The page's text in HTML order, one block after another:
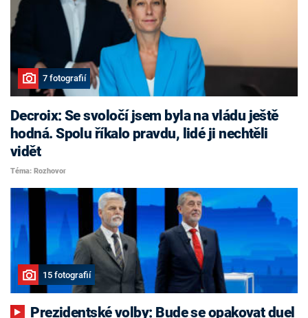
7 fotografií
Decroix: Se svoločí jsem byla na vládu ještě
hodná. Spolu říkalo pravdu, lidé ji nechtěli
vidět
Téma: Rozhovor
15 fotografií